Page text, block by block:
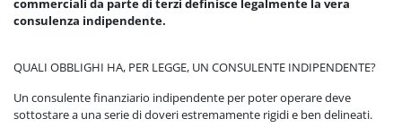
commerciali da parte di terzi definisce legalmente la vera
consulenza indipendente.
QUALI OBBLIGHI HA, PER LEGGE, UN CONSULENTE INDIPENDENTE?
Un consulente finanziario indipendente per poter operare deve
sottostare a una serie di doveri estremamente rigidi e ben delineati.